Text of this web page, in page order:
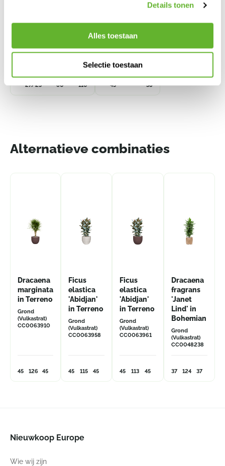
Details tonen
Alles toestaan
Selectie toestaan
Vertakt
27/25 60 110
Terreno
New Egg Pot Sand
45 38
Alternatieve combinaties
Dracaena
marginata
in Terreno
Grond
(Vulkastrat)
CC0063910
45 126 45
Ficus
elastica
'Abidjan'
in Terreno
Grond
(Vulkastrat)
CC0063958
45 115 45
Ficus
elastica
'Abidjan'
in Terreno
Grond
(Vulkastrat)
CC0063961
45 113 45
Dracaena
fragrans
'Janet
Lind' in
Bohemian
Grond
(Vulkastrat)
CC0048238
37 124 37
Nieuwkoop Europe
Wie wij zijn